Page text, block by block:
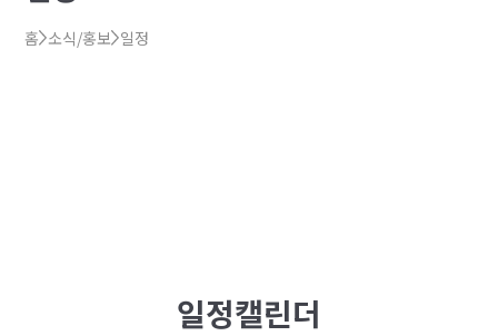
홈 소식/홍보 일정
일정캘린더